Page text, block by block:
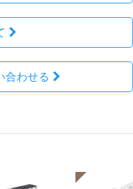
合わせる